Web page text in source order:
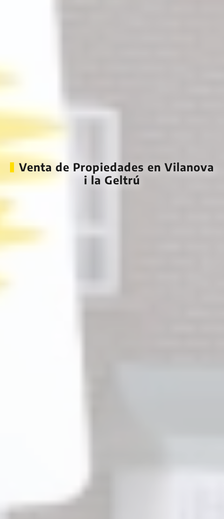
Venta de Propiedades en Vilanova
i la Geltrú